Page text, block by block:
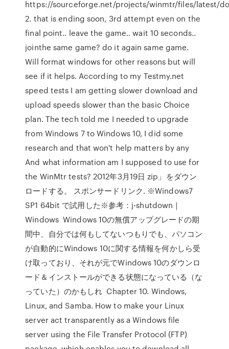
https://sourceforge.net/projects/winmtr/files/latest/
2. that is ending soon, 3rd attempt even on the
final point.. leave the game.. wait 10 seconds..
jointhe same game? do it again same game.
Will format windows for other reasons but will
see if it helps. According to my Testmy.net
speed tests I am getting slower download and
upload speeds slower than the basic Choice
plan. The tech told me I needed to upgrade
from Windows 7 to Windows 10, I did some
research and that won't help matters by any
And what information am I supposed to use for
the WinMtr tests? 2012年3月19日 zip」をダウン
ロードする。 スポンサードリンク. ※Windows7
SP1 64bit で試用した※参考：j-shutdown｜
Windows Windows 10の無償アップグレードの期
間中、自分では何もしてないつもりでも、パソコン
が自動的にWindows 10に関する情報を何かしら受
け取っており、それが元でWindows 10のダウンロ
ード＆インストールができる状態になっている（な
っていた）のかもしれ Chapter 10. Windows,
Linux, and Samba. How to make your Linux
server act transparently as a Windows file
server using the File Transfer Protocol (FTP)